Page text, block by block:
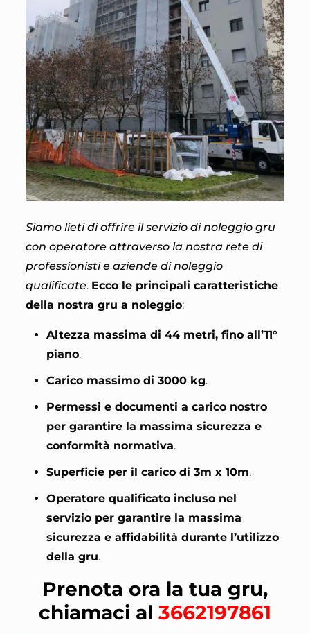
Siamo lieti di offrire il servizio di noleggio gru
con operatore attraverso la nostra rete di
professionisti e aziende di noleggio
qualificate. Ecco le principali caratteristiche
della nostra gru a noleggio:
Altezza massima di 44 metri, fino all’11°
piano.
Carico massimo di 3000 kg.
Permessi e documenti a carico nostro
per garantire la massima sicurezza e
conformità normativa.
Superficie per il carico di 3m x 10m.
Operatore qualificato incluso nel
servizio per garantire la massima
sicurezza e affidabilità durante l’utilizzo
della gru.
Prenota ora la tua gru,
chiamaci al 3662197861